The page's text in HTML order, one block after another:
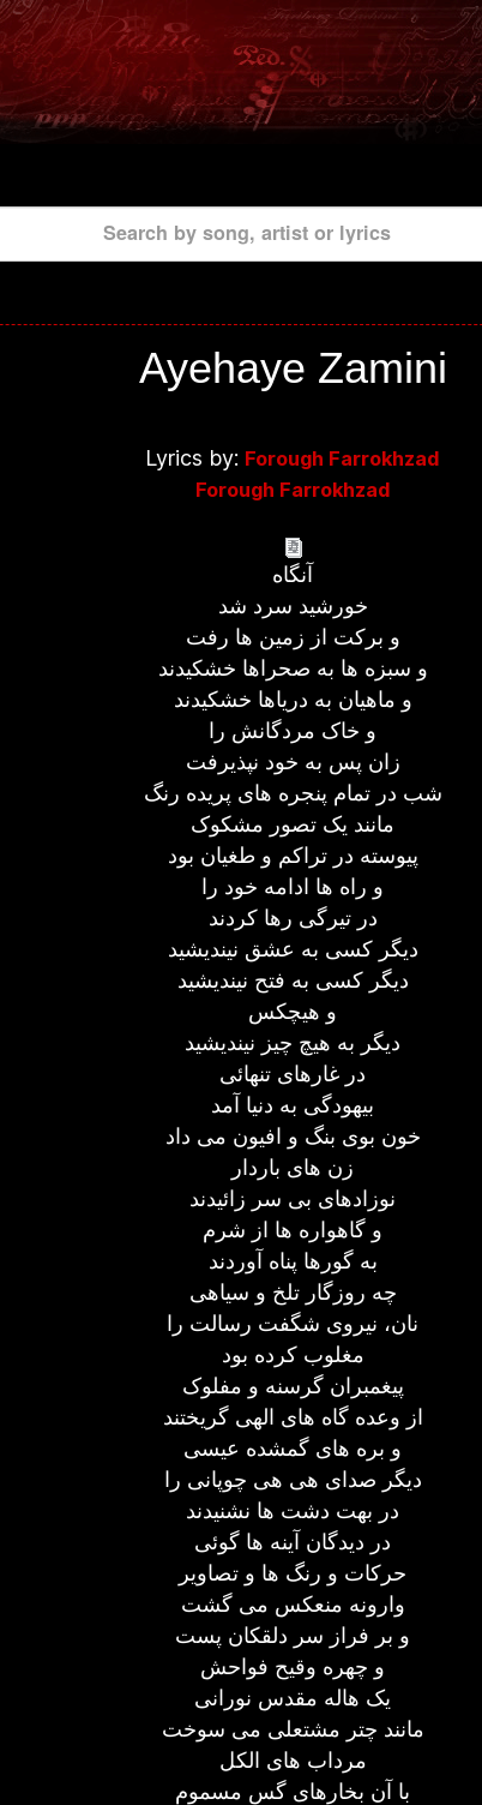
Search by song, artist or lyrics
Ayehaye Zamini
Lyrics by: Forough Farrokhzad
Forough Farrokhzad
آنگاه
خورشید سرد شد
و برکت از زمین ها رفت
و سبزه ها به صحراها خشکیدند
و ماهیان به دریاها خشکیدند
و خاک مردگانش را
زان پس به خود نپذیرفت
شب در تمام پنجره های پریده رنگ
مانند یک تصور مشکوک
پیوسته در تراکم و طغیان بود
و راه ها ادامه خود را
در تیرگی رها کردند
دیگر کسی به عشق نیندیشید
دیگر کسی به فتح نیندیشید
و هیچکس
دیگر به هیچ چیز نیندیشید
در غارهای تنهائی
بیهودگی به دنیا آمد
خون بوی بنگ و افیون می داد
زن های باردار
نوزادهای بی سر زائیدند
و گاهواره ها از شرم
به گورها پناه آوردند
چه روزگار تلخ و سیاهی
نان، نیروی شگفت رسالت را
مغلوب کرده بود
پیغمبران گرسنه و مفلوک
از وعده گاه های الهی گریختند
و بره های گمشده عیسی
دیگر صدای هی هی چوپانی را
در بهت دشت ها نشنیدند
در دیدگان آینه ها گوئی
حرکات و رنگ ها و تصاویر
وارونه منعکس می گشت
و بر فراز سر دلقکان پست
و چهره وقیح فواحش
یک هاله مقدس نورانی
مانند چتر مشتعلی می سوخت
مرداب های الکل
با آن بخارهای گس مسموم